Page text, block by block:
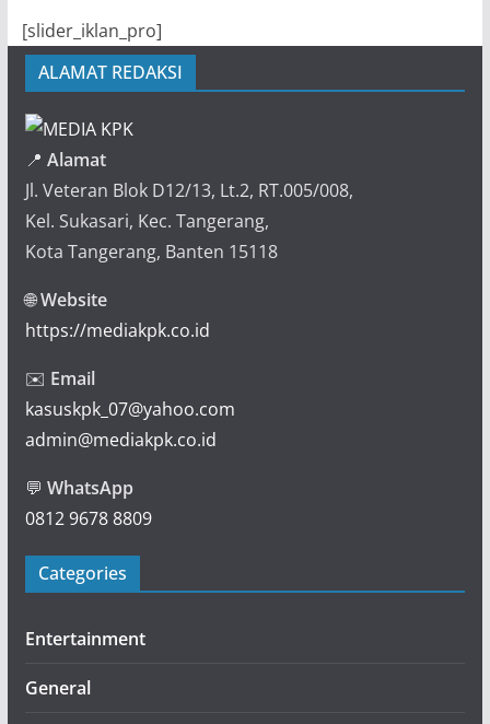
[slider_iklan_pro]
ALAMAT REDAKSI
📍 Alamat
Jl. Veteran Blok D12/13, Lt.2, RT.005/008,
Kel. Sukasari, Kec. Tangerang,
Kota Tangerang, Banten 15118
🌐Website
https://mediakpk.co.id
✉️ Email
kasuskpk_07@yahoo.com
admin@mediakpk.co.id
💬 WhatsApp
0812 9678 8809
Categories
Entertainment
General